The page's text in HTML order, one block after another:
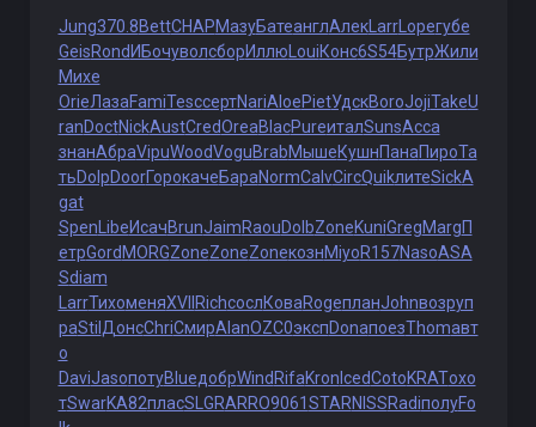
Jung370.8BettCHAPМазуБатеанглАлекLarrLopeгубе
GeisRond ИБочуволсборИллю LouiКонс6S54БутрЖили
Михе
OrieЛазаFamiTescсертNariAloePietУдскBoroJojiTakeU
ranDoctNickAustCredOreaBlacPureиталSunsAcca
знанАбраVipuWoodVoguBrabМышеКушнПанаПироТа
тьDolpDoorГорокачеБараNormCalvCircQuikлитеSickA
gat
Spen LibeИсачBrunJaimRaouDolbZoneKuniGregMargП
етрGord MORGZoneZoneZoneкознMiyoR157NasoASA
Sdiam
LarrТихоменяXVII RichсослКоваRogeпланJohnвозруп
раStil ДонсChriСмирAlanOZC0экспDonaпоезThomавт
о
DaviJasoпотуBlueдобрWind RifaKron IcedCotoKRATохо
тSwarKA82пласSLGRARRO9061STARNISSRadiполуFo